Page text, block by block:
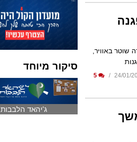
שוטר באוויר,
5
סיקור מיוחד
ג'יהאד הלבבות